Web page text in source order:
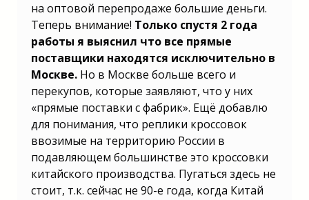
на оптовой перепродаже большие деньги.
Теперь внимание! Только спустя 2 года
работы я выяснил что все прямые
поставщики находятся исключительно в
Москве. Но в Москве больше всего и
перекупов, которые заявляют, что у них
«прямые поставки с фабрик». Ещё добавлю
для понимания, что реплики кроссовок
ввозимые на территорию России в
подавляющем большинстве это кроссовки
китайского производства. Пугаться здесь не
стоит, т.к. сейчас не 90-е года, когда Китай